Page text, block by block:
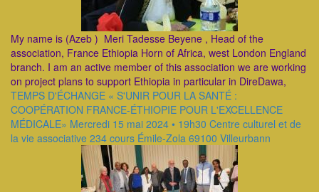
My name is (Azeb ) Meri Tadesse Beyene , Head of the
association, France Ethiopia Horn of Africa, west London England
branch. I am an active member of this association we are working
on project plans to support Ethiopia in particular in DireDawa,
TEMPS D'ÉCHANGE « S'UNIR POUR LA SANTÉ :
COOPÉRATION FRANCE-ÉTHIOPIE POUR L'EXCELLENCE
MÉDICALE» Mercredi 15 mai 2024 • 19h30 Centre culturel et de
la vie associative 234 cours Émile-Zola 69100 Villeurbann